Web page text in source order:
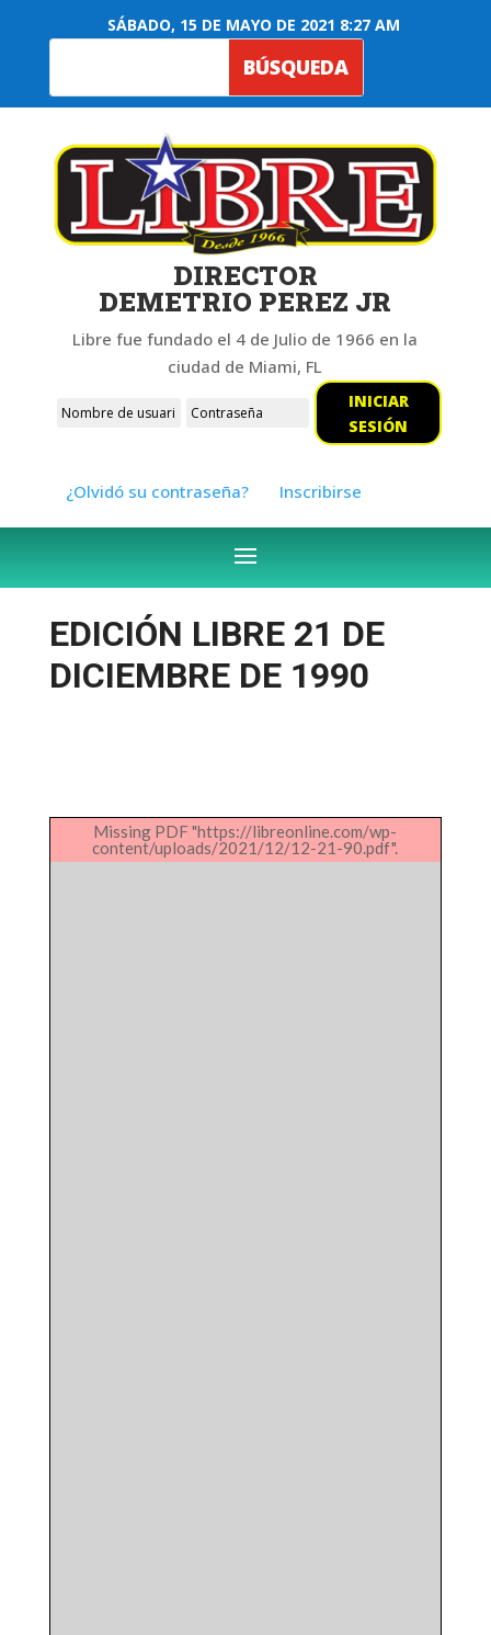
SÁBADO, 15 DE MAYO DE 2021 8:27 AM
DIRECTOR
DEMETRIO PEREZ JR
Libre fue fundado el 4 de Julio de 1966 en la
ciudad de Miami, FL
INICIAR
SESIÓN
¿Olvidó su contraseña? Inscribirse
EDICIÓN LIBRE 21 DE
DICIEMBRE DE 1990
Missing PDF "https://libreonline.com/wp-
content/uploads/2021/12/12-21-90.pdf".